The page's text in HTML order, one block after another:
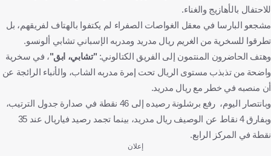
للاحتفال بالأهازيج والغناء.
مشجعو البارسا في معقل الغواصات الصفراء لم يكتفوا بالهتاف لفريقهم، بل
تطرقوا للسخرية من الغريم ريال مدريد ومدربه الإسباني تشابي ألونسو.
وهتف الحاضرون المنتمون إلى الفريق الكتالوني: "تشابي، ابق"، في سخرية
واضحة من تذبذب مستوى الريال تحت إمرة مدربه الشاب، والأنباء الرائجة عن
أن منصبه في خطر مع ريال مدريد.
وبانتصار اليوم، رفع برشلونة رصيده إلى 46 نقطة في صدارة جدول الترتيب،
وبفارق 4 نقاط عن الوصيف ريال مدريد، بينما تجمد رصيد فياريال عند 35
نقطة في المركز الرابع.
إعلان